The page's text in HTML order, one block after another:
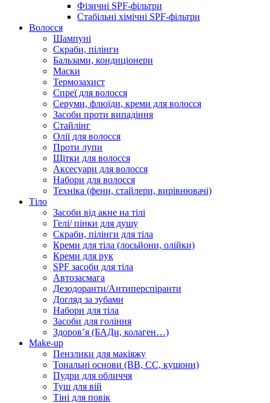
Фізичні SPF-фільтри
Стабільні хімічні SPF-фільтри
Волосся
Шампуні
Скраби, пілінги
Бальзами, кондиціонери
Маски
Термозахист
Спреї для волосся
Серуми, флюїди, креми для волосся
Засоби проти випадіння
Стайлінг
Олії для волосся
Проти лупи
Щітки для волосся
Аксесуари для волосся
Набори для волосся
Техніка (фени, стайлери, вирівнювачі)
Тіло
Засоби від акне на тілі
Гелі/ пінки для душу
Скраби, пілінги для тіла
Креми для тіла (лосьйони, олійки)
Креми для рук
SPF засоби для тіла
Автозасмага
Дезодоранти/Антиперспіранти
Догляд за зубами
Набори для тіла
Засоби для гоління
Здоровʼя (БАДи, колаген…)
Make-up
Пензлики для макіяжу
Тональні основи (BB, CC, кушони)
Пудри для обличчя
Туш для вій
Тіні для повік